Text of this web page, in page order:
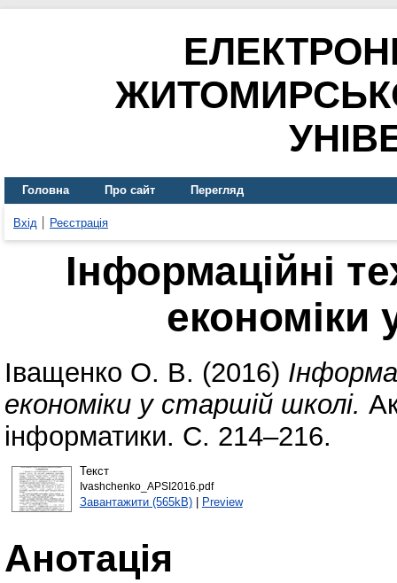
Головна Про сайт Перегляд
Вхід Реєстрація
Інформаційні
економіки
Іващенко О. В. (2016)
економіки у старшій школі.
інформатики. С. 214–216.
Текст
Ivashchenko_APSI2016.pdf
Завантажити (565kB)| Preview
Анотація